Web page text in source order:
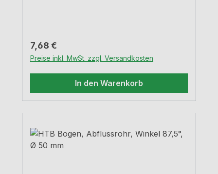
Regulärer Preis:
7,68 €
Preise inkl. MwSt. zzgl. Versandkosten
In den Warenkorb